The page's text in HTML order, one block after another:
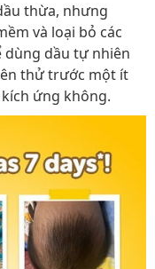
thừa, nhưng
và loại bỏ các
dùng dầu tự nhiên
thử trước một ít
ứng không.